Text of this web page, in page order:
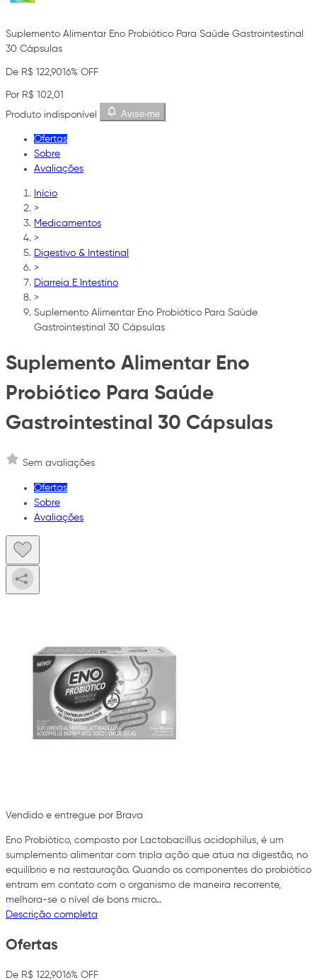
Suplemento Alimentar Eno Probiótico Para Saúde Gastrointestinal
30 Cápsulas
De R$ 122,9016% OFF
Por R$ 102,01
Produto indisponível
Avise-me
Ofertas
Sobre
Avaliações
Início
>
Medicamentos
>
Digestivo & Intestinal
>
Diarreia E Intestino
>
Suplemento Alimentar Eno Probiótico Para Saúde
Gastrointestinal 30 Cápsulas
Suplemento Alimentar Eno
Probiótico Para Saúde
Gastrointestinal 30 Cápsulas
Sem avaliações
Ofertas
Sobre
Avaliações
Vendido e entregue por Brava
Eno Probiótico, composto por Lactobacillus acidophilus, é um
sumplemento alimentar com tripla ação que atua na digestão, no
equilíbrio e na restauração. Quando os componentes do probiótico
entram em contato com o organismo de maneira recorrente,
melhora-se o nível de bons micro…
Descrição completa
Ofertas
De R$ 122,9016% OFF